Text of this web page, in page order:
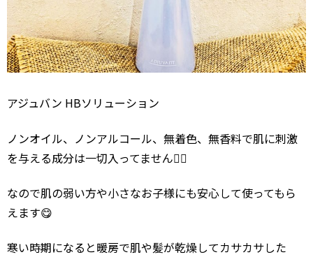
アジュバン HBソリューション
ノンオイル、ノンアルコール、無着色、無香料で肌に刺激
を与える成分は一切入ってません🙆‍♂️
なので肌の弱い方や小さなお子様にも安心して使ってもら
えます😋
寒い時期になると暖房で肌や髪が乾燥してカサカサした